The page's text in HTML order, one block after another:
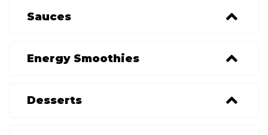
Sauces
Energy Smoothies
Desserts